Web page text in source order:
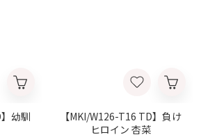
幼馴
【MKI/W126-T16 TD】負け
ヒロイン 杏菜